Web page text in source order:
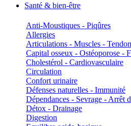
Santé & bien-être
Anti-Moustiques - Piqûres
Allergies
Articulations - Muscles -
Capital osseux - Ostéoporose -
Cholestérol - Cardiovasculaire
Circulation
Confort urinaire
Défenses naturelles - Immunité
Dépendances - Sevrage - Arrêt
Détox - Drainage
Digestion